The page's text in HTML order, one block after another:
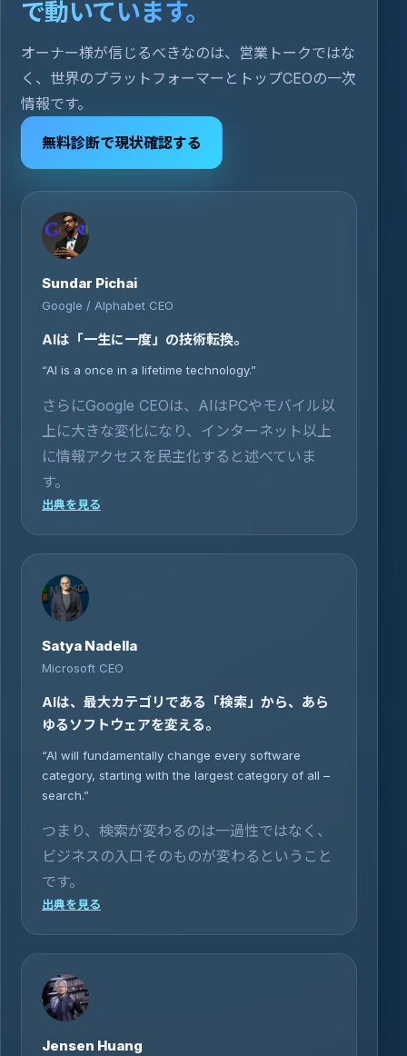
で動いています。
オーナー様が信じるべきなのは、営業トークではな
く、世界のプラットフォーマーとトップCEOの一次
情報です。
無料診断で現状確認する
Sundar Pichai
Google / Alphabet CEO
AIは「一生に一度」の技術転換。
“AI is a once in a lifetime technology.”
さらにGoogle CEOは、AIはPCやモバイル以
上に大きな変化になり、インターネット以上
に情報アクセスを民主化すると述べていま
す。
出典を見る
Satya Nadella
Microsoft CEO
AIは、最大カテゴリである「検索」から、あら
ゆるソフトウェアを変える。
“AI will fundamentally change every software
category, starting with the largest category of all –
search.”
つまり、検索が変わるのは一過性ではなく、
ビジネスの入口そのものが変わるということ
です。
出典を見る
Jensen Huang